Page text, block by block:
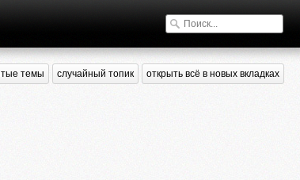
темы случайный топик открыть всё в новых вкладках